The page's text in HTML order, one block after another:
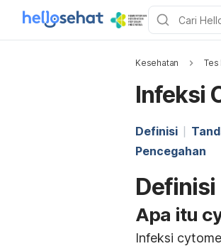
Kesehatan Tes
Infeksi
Definisi
Pencegahan
Definisi
Apa itu
Infeksi